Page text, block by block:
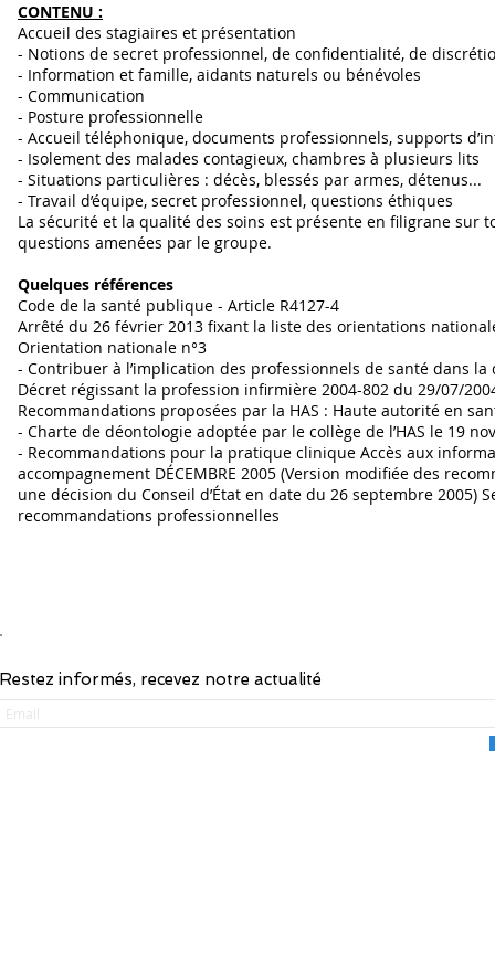
CONTENU :
Accueil des stagiaires et présentation
- Notions de secret professionnel, de confidentialité, de
- Information et famille, aidants naturels ou bénévoles
- Communication
- Posture professionnelle
- Accueil téléphonique, documents professionnels, supports
- Isolement des malades contagieux, chambres à plusieurs lits
- Situations particulières : décès, blessés par armes, détenus...
- Travail d’équipe, secret professionnel, questions éthiques
La sécurité et la qualité des soins est présente en filigrane sur
questions amenées par le groupe.
Quelques références
Code de la santé publique - Article R4127-4
Arrêté du 26 février 2013 fixant la liste des orientations
Orientation nationale n°3
- Contribuer à l’implication des professionnels de santé dans
Décret régissant la profession infirmière 2004-802 du 29/07/
Recommandations proposées par la HAS : Haute autorité en
- Charte de déontologie adoptée par le collège de l’HAS le 19
- Recommandations pour la pratique clinique Accès aux
accompagnement DÉCEMBRE 2005 (Version modifiée des
une décision du Conseil d’État en date du 26 septembre 2005)
recommandations professionnelles
Restez informés, recevez notre actualité